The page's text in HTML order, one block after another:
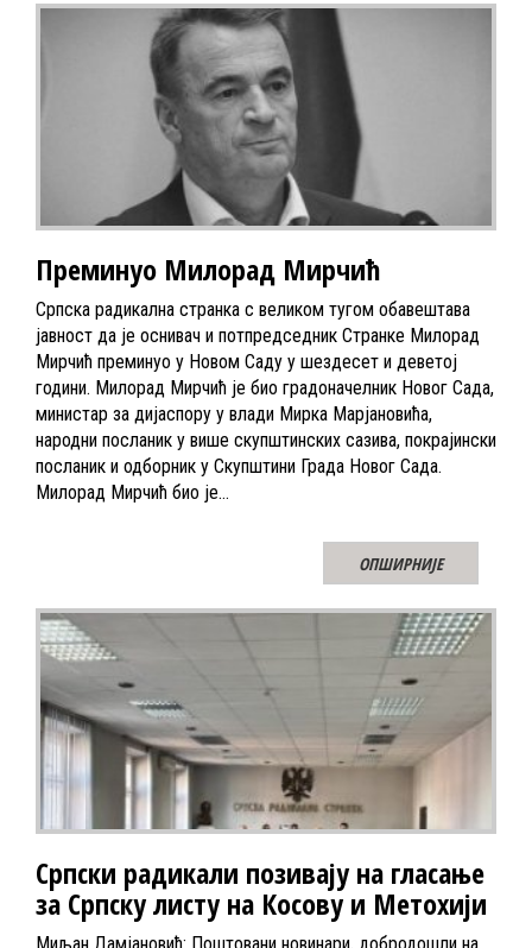
Преминуо Милорад Мирчић
Српска радикална странка с великом тугом обавештава
јавност да је оснивач и потпредседник Странке Милорад
Мирчић преминуо у Новом Саду у шездесет и деветој
години. Милорад Мирчић је био градоначелник Новог Сада,
министар за дијаспору у влади Мирка Марјановића,
народни посланик у више скупштинских сазива, покрајински
посланик и одборник у Скупштини Града Новог Сада.
Милорад Мирчић био је…
ОПШИРНИЈЕ
Српски радикали позивају на гласање
за Српску листу на Косову и Метохији